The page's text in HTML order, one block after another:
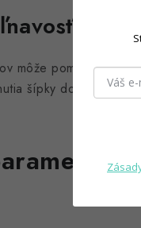
v terči
môže pomôcť znížiť
šípky do terča. To